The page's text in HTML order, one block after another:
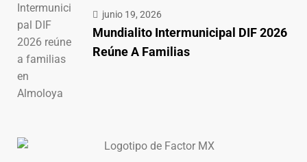
junio 19, 2026
Mundialito Intermunicipal DIF 2026
Reúne A Familias